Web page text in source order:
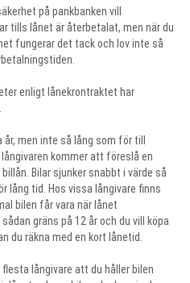
på pankbanken vill
tills lånet är återbetalat, men när du
fungerar det tack och lov inte så
enligt lånekrontraktet har
men inte så lång som för till
kommer att föreslå en
Bilar sjunker snabbt i värde så
lång tid. Hos vissa långivare finns
bilen får vara när lånet
gräns på 12 år och du vill köpa
du räkna med en kort lånetid.
långivare att du håller bilen